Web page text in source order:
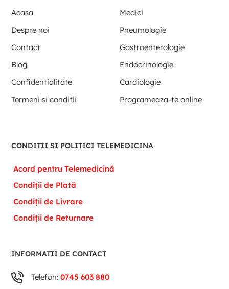
Acasa
Medici
Despre noi
Pneumologie
Contact
Gastroenterologie
Blog
Endocrinologie
Confidentialitate
Cardiologie
Termeni si conditii
Programeaza-te online
CONDITII SI POLITICI TELEMEDICINA
Acord pentru Telemedicină
Condiții de Plată
Condiții de Livrare
Condiții de Returnare
INFORMATII DE CONTACT
Telefon:0745 603 880